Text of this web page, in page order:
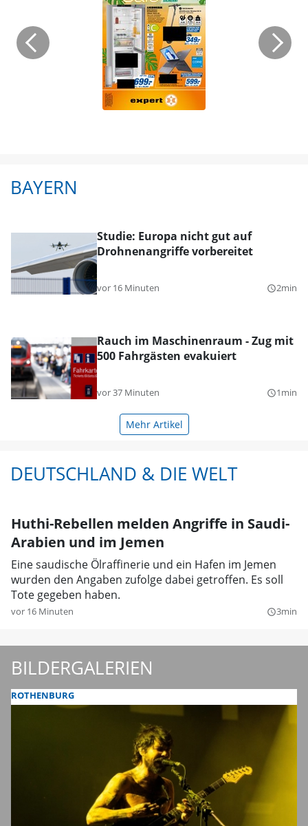
BAYERN
Studie: Europa nicht gut auf
Drohnenangriffe vorbereitet
vor 16 Minuten query_builder2min
Rauch im Maschinenraum - Zug mit
500 Fahrgästen evakuiert
vor 37 Minuten query_builder1min
Mehr Artikel
DEUTSCHLAND & DIE WELT
Huthi-Rebellen melden Angriffe in Saudi-
Arabien und im Jemen
Eine saudische Ölraffinerie und ein Hafen im Jemen
wurden den Angaben zufolge dabei getroffen. Es soll
Tote gegeben haben.
vor 16 Minuten query_builder3min
BILDERGALERIEN
ROTHENBURG